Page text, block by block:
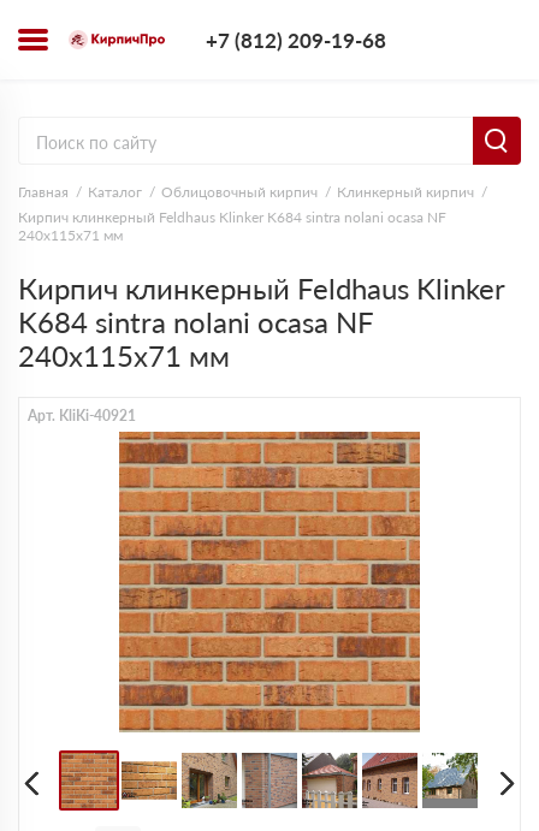
+7 (812) 209-19-68
Главная Каталог Облицовочный кирпич
Клинкерный кирпич
Кирпич клинкерный Feldhaus Klinker K684 sintra nolani ocasa NF
240х115х71 мм
Кирпич клинкерный Feldhaus Klinker
K684 sintra nolani ocasa NF
240х115х71 мм
Арт. KliKi-40921